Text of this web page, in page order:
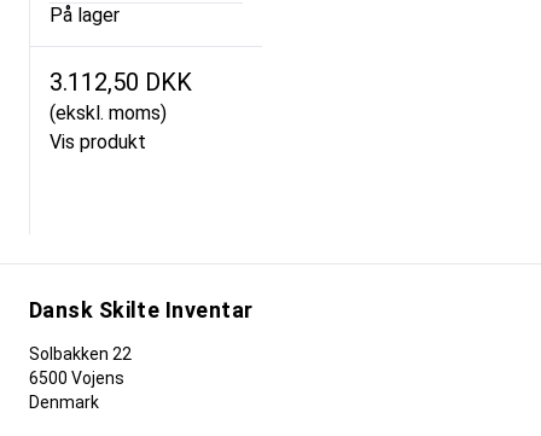
På lager
3.112,50 DKK
(ekskl. moms)
Vis produkt
Dansk Skilte Inventar
Solbakken 22
6500 Vojens
Denmark